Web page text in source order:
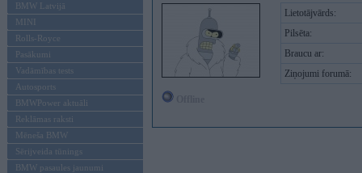
BMW Latvijā
MINI
Rolls-Royce
Pasākumi
Vadāmības tests
Autosports
BMWPower aktuāli
Reklāmas raksti
Mēneša BMW
Sērijveida tūnings
BMW pasaules jaunumi
Lietotājvārds:
Pilsēta:
Braucu ar:
Ziņojumi forumā: